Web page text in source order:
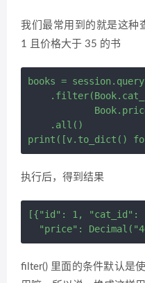
我们最常用到的就是这种
1 且价格大于 35 的书
books =
    .all()
执行后，得到结果
[{"id": 1, "cat_id":
filter() 里面的条件默认是